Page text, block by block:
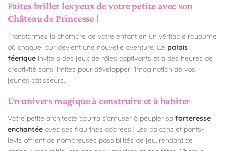
Faites briller les yeux de votre petite avec son
Château de Princesse !
Transformez la chambre de votre enfant en un véritable royaume
où chaque jour devient une nouvelle aventure. Ce palais
féerique invite à des jeux de rôles captivants et à des heures de
créativité sans limites pour développer l’imagination de vos
jeunes bâtisseurs.
Un univers magique à construire et à habiter
Votre petite architecte pourra s’amuser à peupler sa forteresse
enchantée avec ses figurines adorées ! Les balcons et ponts-
levis offrent de nombreuses possibilités de jeu, rendant ce